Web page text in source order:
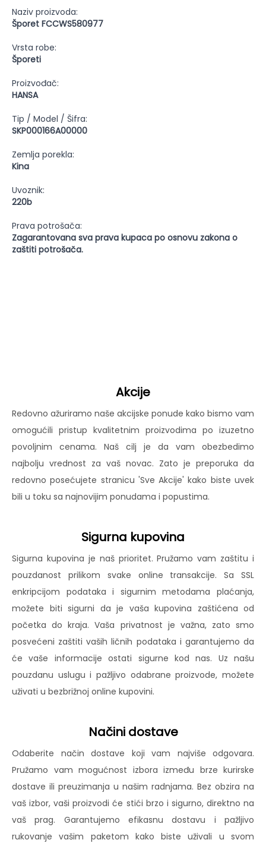
Naziv proizvoda:
Šporet FCCWS580977
Vrsta robe:
Šporeti
Proizvođač:
HANSA
Tip / Model / Šifra:
SKP000166A00000
Zemlja porekla:
Kina
Uvoznik:
220b
Prava potrošača:
Zagarantovana sva prava kupaca po osnovu zakona o
zaštiti potrošača.
Akcije
Redovno ažuriramo naše akcijske ponude kako bismo vam
omogućili pristup kvalitetnim proizvodima po izuzetno
povoljnim cenama. Naš cilj je da vam obezbedimo
najbolju vrednost za vaš novac. Zato je preporuka da
redovno posećujete stranicu 'Sve Akcije' kako biste uvek
bili u toku sa najnovijim ponudama i popustima.
Sigurna kupovina
Sigurna kupovina je naš prioritet. Pružamo vam zaštitu i
pouzdanost prilikom svake online transakcije. Sa SSL
enkripcijom podataka i sigurnim metodama plaćanja,
možete biti sigurni da je vaša kupovina zaštićena od
početka do kraja. Vaša privatnost je važna, zato smo
posvećeni zaštiti vaših ličnih podataka i garantujemo da
će vaše informacije ostati sigurne kod nas. Uz našu
pouzdanu uslugu i pažljivo odabrane proizvode, možete
uživati u bezbrižnoj online kupovini.
Načini dostave
Odaberite način dostave koji vam najviše odgovara.
Pružamo vam mogućnost izbora između brze kurirske
dostave ili preuzimanja u našim radnjama. Bez obzira na
vaš izbor, vaši proizvodi će stići brzo i sigurno, direktno na
vaš prag. Garantujemo efikasnu dostavu i pažljivo
rukovanje vašim paketom kako biste uživali u svom